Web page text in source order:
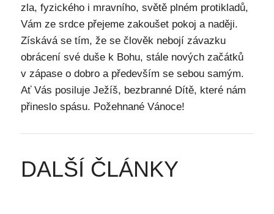
zla, fyzického i mravního, světě plném protikladů,
Vám ze srdce přejeme zakoušet pokoj a naději.
Získává se tím, že se člověk nebojí závazku
obrácení své duše k Bohu, stále nových začátků
v zápase o dobro a především se sebou samým.
Ať Vás posiluje Ježíš, bezbranné Dítě, které nám
přineslo spásu. Požehnané Vánoce!
DALŠÍ ČLÁNKY